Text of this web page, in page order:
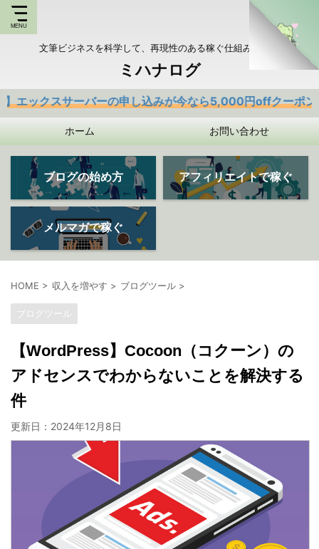
文筆ビジネスを科学して、再現性のある稼ぐ仕組みを持つ
ミハナログ
ーバーの申し込みが今なら5,000円offクーポンあり
ホーム お問い合わせ
ブログの始め方 アフィリエイトで稼ぐ
メルマガで稼ぐ
HOME > 収入を増やす > ブログツール >
ブログツール
【WordPress】Cocoon（コクーン）の
アドセンスでわからないことを解決する
件
更新日： 2024年12月8日